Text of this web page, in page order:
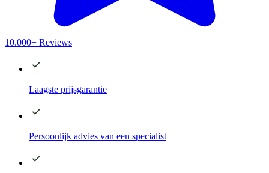
10.000+ Reviews
Laagste prijsgarantie
Persoonlijk advies van een specialist